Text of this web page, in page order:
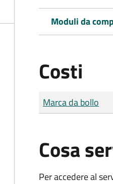
Moduli da
Costi
Tipo di pagamento
Importo
Marca da bollo
Cosa
Per accedere al